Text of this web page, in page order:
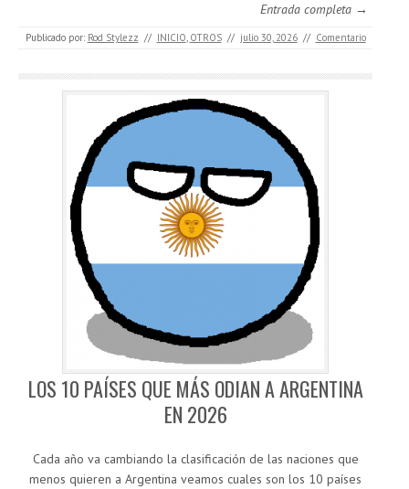
Entrada completa →
Publicado por: Rod Stylezz // INICIO, OTROS // julio 30, 2026 // Comentario
LOS 10 PAÍSES QUE MÁS ODIAN A ARGENTINA
EN 2026
Cada año va cambiando la clasificación de las naciones que
menos quieren a Argentina veamos cuales son los 10 países